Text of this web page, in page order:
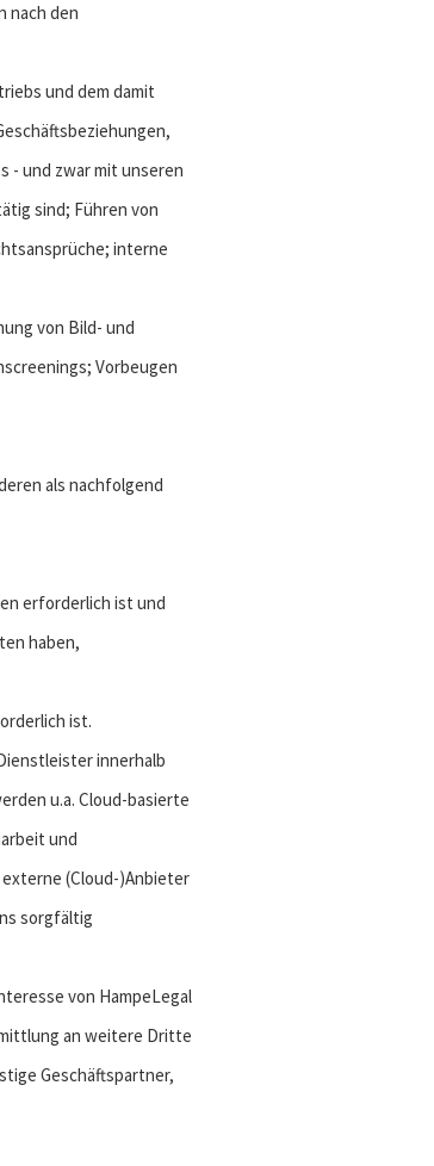
nach den
und dem damit
- und zwar mit unseren
sind; Führen von
interne
von Bild- und
Vorbeugen
als nachfolgend
erforderlich ist und
haben,
ist.
innerhalb
u.a. Cloud-basierte
und
(Cloud-)Anbieter
sorgfältig
von HampeLegal
an weitere Dritte
Geschäftspartner,